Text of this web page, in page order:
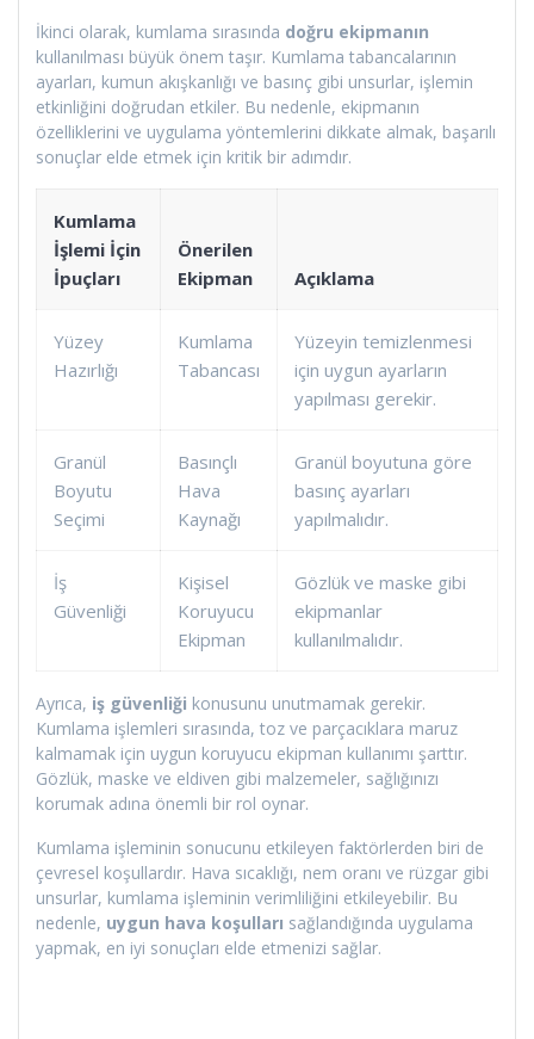
İkinci olarak, kumlama sırasında doğru ekipmanın
kullanılması büyük önem taşır. Kumlama tabancalarının
ayarları, kumun akışkanlığı ve basınç gibi unsurlar, işlemin
etkinliğini doğrudan etkiler. Bu nedenle, ekipmanın
özelliklerini ve uygulama yöntemlerini dikkate almak, başarılı
sonuçlar elde etmek için kritik bir adımdır.
Kumlama
İşlemi İçin
İpuçları
Önerilen
Ekipman
Açıklama
Yüzey
Hazırlığı
Kumlama
Tabancası
Yüzeyin temizlenmesi
için uygun ayarların
yapılması gerekir.
Granül
Boyutu
Seçimi
Basınçlı
Hava
Kaynağı
Granül boyutuna göre
basınç ayarları
yapılmalıdır.
İş
Güvenliği
Kişisel
Koruyucu
Ekipman
Gözlük ve maske gibi
ekipmanlar
kullanılmalıdır.
Ayrıca, iş güvenliği konusunu unutmamak gerekir.
Kumlama işlemleri sırasında, toz ve parçacıklara maruz
kalmamak için uygun koruyucu ekipman kullanımı şarttır.
Gözlük, maske ve eldiven gibi malzemeler, sağlığınızı
korumak adına önemli bir rol oynar.
Kumlama işleminin sonucunu etkileyen faktörlerden biri de
çevresel koşullardır. Hava sıcaklığı, nem oranı ve rüzgar gibi
unsurlar, kumlama işleminin verimliliğini etkileyebilir. Bu
nedenle, uygun hava koşulları sağlandığında uygulama
yapmak, en iyi sonuçları elde etmenizi sağlar.